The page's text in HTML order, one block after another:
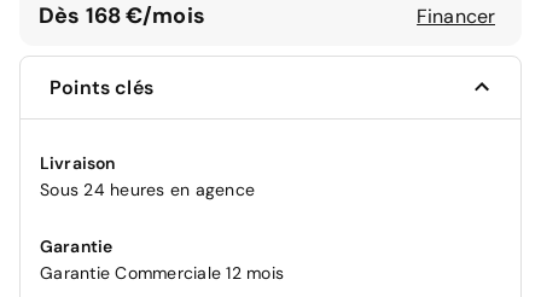
Dès 168 €/mois Financer
Points clés
Livraison
Sous 24 heures en agence
Garantie
Garantie Commerciale 12 mois